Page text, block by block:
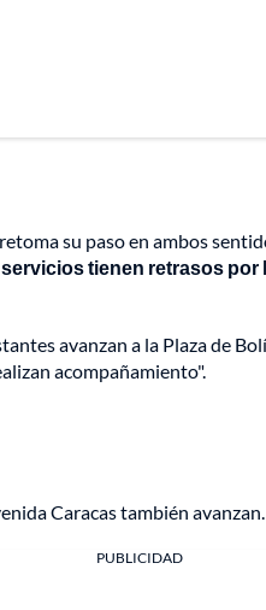
su paso en ambos
tienen retrasos por
avanzan a la Plaza de
acompañamiento".
Caracas también avanzan.
PUBLICIDAD